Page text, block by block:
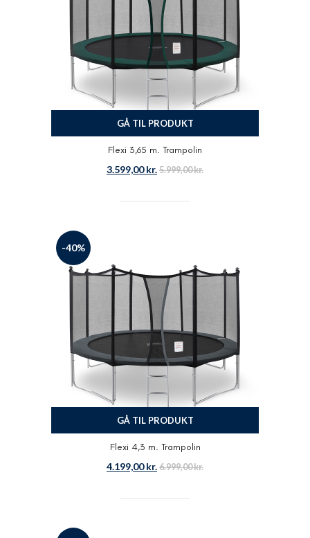
GÅ TIL PRODUKT
Flexi 3,65 m. Trampolin
3.599,00kr. 5.999,00kr.
-40%
GÅ TIL PRODUKT
Flexi 4,3 m. Trampolin
4.199,00kr. 6.999,00kr.